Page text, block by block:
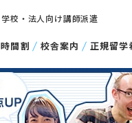
時間割 校舎案内 正規留学
学校・法人向け講師派遣